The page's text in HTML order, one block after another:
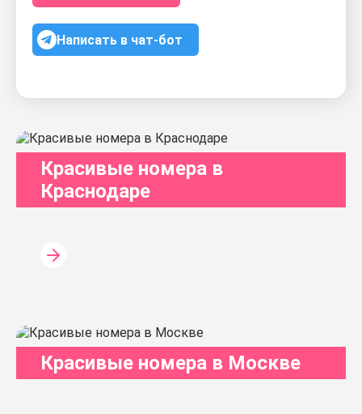
Написать в чат-бот
Красивые номера в
Краснодаре
Красивые номера в Москве